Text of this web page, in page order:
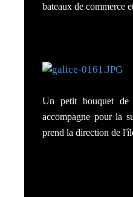
bateaux de commerce
Un petit bouquet de
accompagne pour la
prend la direction de